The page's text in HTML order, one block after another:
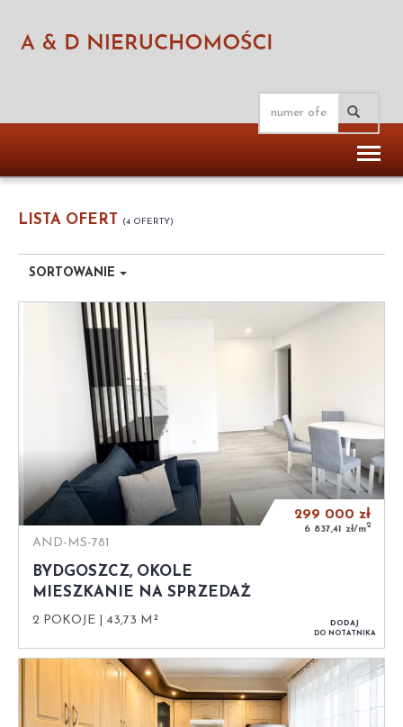
LISTA OFERT 4 OFERTY
SORTOWANIE
AND-MS-781
BYDGOSZCZ, OKOLE
MIESZKANIE NA SPRZEDAŻ
2 POKOJE 43,73 M²
299 000 zł
6 837,41 zł/m2
DODAJ
DO NOTATNIKA